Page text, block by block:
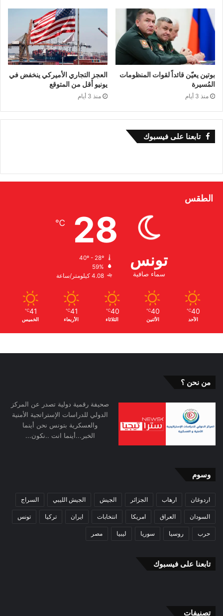
بوتين يعيّن قائداً لقوات المنظومات
المُسيرة
منذ 3 أيام
العجز التجاري الأميركي ينخفض في
يونيو أقل من المتوقع
منذ 3 أيام
تابعنا على فيسبوك
الطقس
تونس
سماء صافية
28
℃
59%
4.08 كيلومتر/ساعة
40
℃
الأحد
40
℃
الأثنين
40
℃
الثلاثاء
41
℃
الأربعاء
41
℃
الخميس
من نحن ؟
صحيفة رقمية دولية تصدر عن المركز
الدولي للدراسات الإستراتجية الأمنية
والعسكرية بتونس نحن أينما
الخبر...أينما انت ..نكون...
وسوم
اردوغان ارهاب الجزائر الجيش الجيش الليبي السراج
السودان العراق امريكا انتخابات ايران تركيا تونس
حرب روسيا سوريا ليبيا مصر
تابعنا على فيسبوك
تصنيفات